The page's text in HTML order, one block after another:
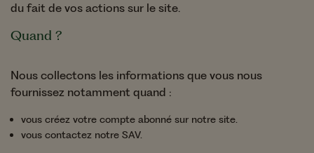
du fait de vos actions sur le site.
Quand ?
Nous collectons les informations que vous nous
fournissez notamment quand :
vous créez votre compte abonné sur notre site.
vous contactez notre SAV.